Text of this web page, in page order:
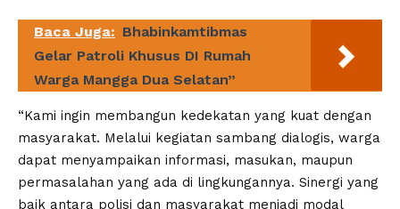
Baca Juga: Bhabinkamtibmas
Gelar Patroli Khusus DI Rumah
Warga Mangga Dua Selatan”
“Kami ingin membangun kedekatan yang kuat dengan
masyarakat. Melalui kegiatan sambang dialogis, warga
dapat menyampaikan informasi, masukan, maupun
permasalahan yang ada di lingkungannya. Sinergi yang
baik antara polisi dan masyarakat menjadi modal